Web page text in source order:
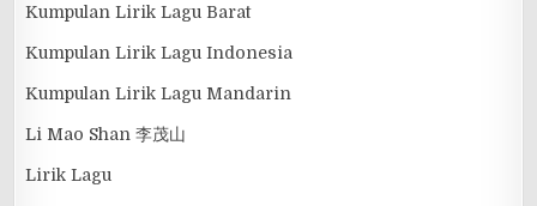
Kumpulan Lirik Lagu Barat
Kumpulan Lirik Lagu Indonesia
Kumpulan Lirik Lagu Mandarin
Li Mao Shan 李茂山
Lirik Lagu